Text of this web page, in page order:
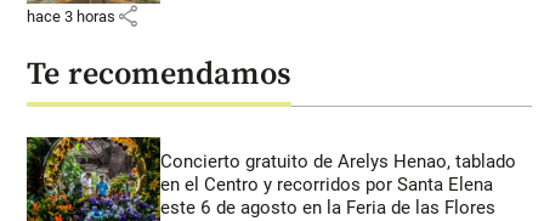
hace 3 horas share
Te recomendamos
Concierto gratuito de Arelys Henao, tablado
en el Centro y recorridos por Santa Elena
este 6 de agosto en la Feria de las Flores